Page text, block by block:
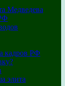
Медведева
кадров РФ
элита